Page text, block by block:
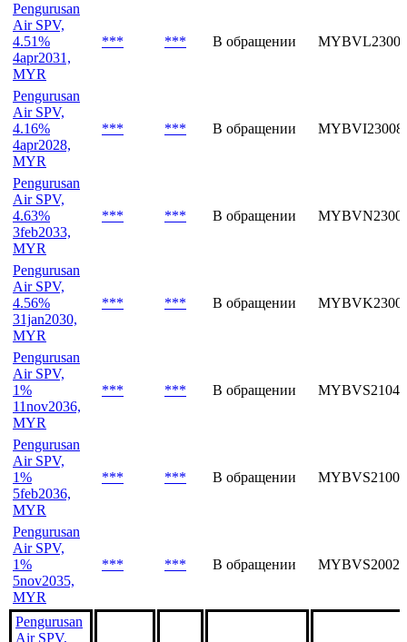
Pengurusan
Air SPV,
4.51%
4apr2031,
MYR
*** *** В обращении
Pengurusan
Air SPV,
4.16%
4apr2028,
MYR
*** *** В обращении
Pengurusan
Air SPV,
4.63%
3feb2033,
MYR
*** *** В обращении
Pengurusan
Air SPV,
4.56%
31jan2030,
MYR
*** *** В обращении
Pengurusan
Air SPV,
1%
11nov2036,
MYR
*** *** В обращении
Pengurusan
Air SPV,
1%
5feb2036,
MYR
*** *** В обращении
Pengurusan
Air SPV,
1%
5nov2035,
MYR
*** *** В обращении
Pengurusan
Air SPV,